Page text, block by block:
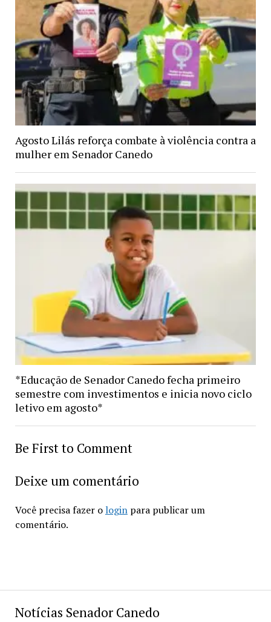
Notícias Senador Canedo
Agosto Lilás reforça combate à violência contra a
mulher em Senador Canedo
*Educação de Senador Canedo fecha primeiro
semestre com investimentos e inicia novo ciclo
letivo em agosto*
Be First to Comment
Deixe um comentário
Você precisa fazer o loginpara publicar um
comentário.